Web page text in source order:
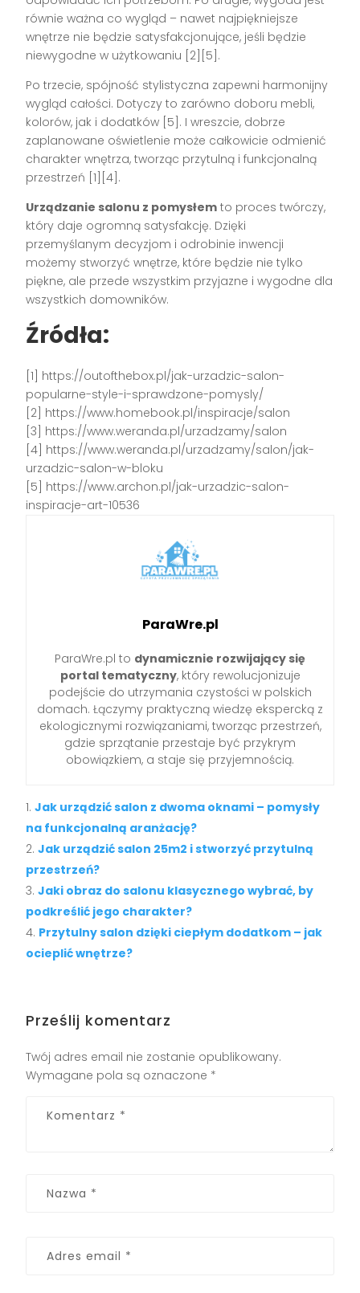
równie ważna co wygląd – nawet najpiękniejsze
wnętrze nie będzie satysfakcjonujące, jeśli będzie
niewygodne w użytkowaniu [2][5].
Po trzecie, spójność stylistyczna zapewni harmonijny
wygląd całości. Dotyczy to zarówno doboru mebli,
kolorów, jak i dodatków [5]. I wreszcie, dobrze
zaplanowane oświetlenie może całkowicie odmienić
charakter wnętrza, tworząc przytulną i funkcjonalną
przestrzeń [1][4].
Urządzanie salonu z pomysłem to proces twórczy,
który daje ogromną satysfakcję. Dzięki
przemyślanym decyzjom i odrobinie inwencji
możemy stworzyć wnętrze, które będzie nie tylko
piękne, ale przede wszystkim przyjazne i wygodne dla
wszystkich domowników.
Źródła:
[1] https://outofthebox.pl/jak-urzadzic-salon-
popularne-style-i-sprawdzone-pomysly/
[2] https://www.homebook.pl/inspiracje/salon
[3] https://www.weranda.pl/urzadzamy/salon
[4] https://www.weranda.pl/urzadzamy/salon/jak-
urzadzic-salon-w-bloku
[5] https://www.archon.pl/jak-urzadzic-salon-
inspiracje-art-10536
ParaWre.pl
ParaWre.pl to dynamicznie rozwijający się
portal tematyczny, który rewolucjonizuje
podejście do utrzymania czystości w polskich
domach. Łączymy praktyczną wiedzę ekspercką z
ekologicznymi rozwiązaniami, tworząc przestrzeń,
gdzie sprzątanie przestaje być przykrym
obowiązkiem, a staje się przyjemnością.
Jak urządzić salon z dwoma oknami – pomysły
na funkcjonalną aranżację?
Jak urządzić salon 25m2 i stworzyć przytulną
przestrzeń?
Jaki obraz do salonu klasycznego wybrać, by
podkreślić jego charakter?
Przytulny salon dzięki ciepłym dodatkom – jak
ocieplić wnętrze?
Prześlij komentarz
Twój adres email nie zostanie opublikowany.
Wymagane pola są oznaczone *